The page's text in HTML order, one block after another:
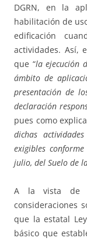
DGRN, en la
habilitación de
edificación
actividades. Así,
que “la ejecución
ámbito de
presentación de
declaración
pues como
dichas
exigibles
julio, del Suelo de
A la vista de
consideraciones
que la estatal
básico que